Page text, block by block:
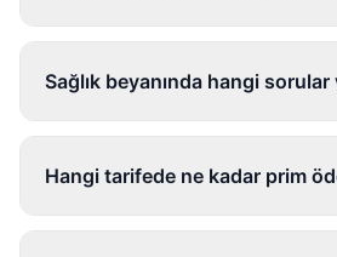
Sağlık beyanında hangi sorular
Hangi tarifede ne kadar prim